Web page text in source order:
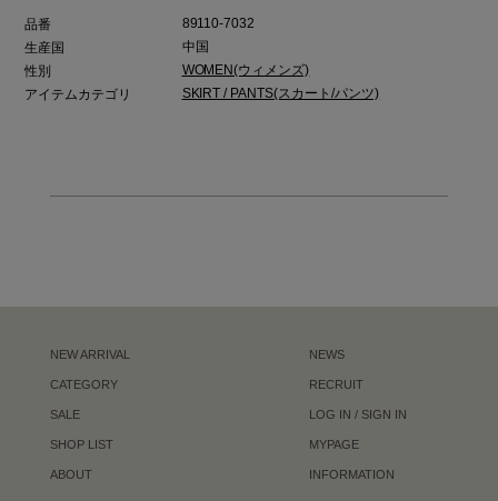
品番
89110-7032
生産国
中国
性別
WOMEN(ウィメンズ)
アイテムカテゴリ
SKIRT / PANTS(スカート/パンツ)
NEW ARRIVAL
CATEGORY
SALE
SHOP LIST
ABOUT
NEWS
RECRUIT
LOG IN / SIGN IN
MYPAGE
INFORMATION